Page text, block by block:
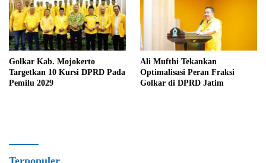
Golkar Kab. Mojokerto
Targetkan 10 Kursi DPRD Pada
Pemilu 2029
Ali Mufthi Tekankan
Optimalisasi Peran Fraksi
Golkar di DPRD Jatim